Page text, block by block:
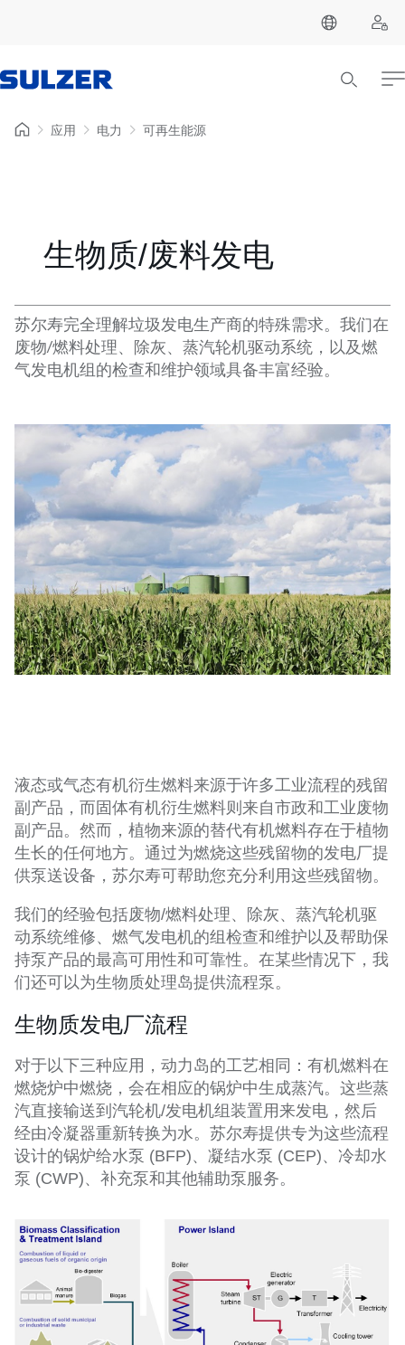
应用 电力 可再生能源
生物质/废料发电
苏尔寿完全理解垃圾发电生产商的特殊需求。我们在
废物/燃料处理、除灰、蒸汽轮机驱动系统，以及燃
气发电机组的检查和维护领域具备丰富经验。
液态或气态有机衍生燃料来源于许多工业流程的残留
副产品，而固体有机衍生燃料则来自市政和工业废物
副产品。然而，植物来源的替代有机燃料存在于植物
生长的任何地方。通过为燃烧这些残留物的发电厂提
供泵送设备，苏尔寿可帮助您充分利用这些残留物。
我们的经验包括废物/燃料处理、除灰、蒸汽轮机驱
动系统维修、燃气发电机的组检查和维护以及帮助保
持泵产品的最高可用性和可靠性。在某些情况下，我
们还可以为生物质处理岛提供流程泵。
生物质发电厂流程
对于以下三种应用，动力岛的工艺相同：有机燃料在
燃烧炉中燃烧，会在相应的锅炉中生成蒸汽。这些蒸
汽直接输送到汽轮机/发电机组装置用来发电，然后
经由冷凝器重新转换为水。苏尔寿提供专为这些流程
设计的锅炉给水泵 (BFP)、凝结水泵 (CEP)、冷却水
泵 (CWP)、补充泵和其他辅助泵服务。